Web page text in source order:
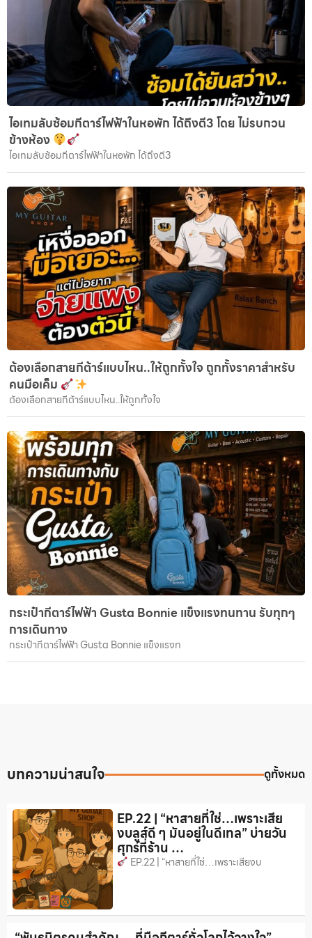
ไอเทมลับซ้อมกีตาร์ไฟฟ้าในหอพัก ได้ถึงตี3 โดย ไม่รบกวน
ข้างห้อง
ไอเทมลับซ้อมกีตาร์ไฟฟ้าในหอพัก ได้ถึงตี3
ต้องเลือกสายกีต้าร์แบบไหน..ให้ถูกทั้งใจ ถูกทั้งราคาสำหรับ
คนมือเค็ม
ต้องเลือกสายกีต้าร์แบบไหน..ให้ถูกทั้งใจ
กระเป๋ากีตาร์ไฟฟ้า Gusta Bonnie แข็งแรงทนทาน รับทุกๆ
การเดินทาง
กระเป๋ากีตาร์ไฟฟ้า Gusta Bonnie แข็งแรงท
บทความน่าสนใจ ดูทั้งหมด
EP.22 | “หาสายที่ใช่…เพราะเสีย
งบลูส์ดี ๆ มันอยู่ในดีเทล” บ่ายวัน
ศุกร์ที่ร้าน …
EP.22 | “หาสายที่ใช่…เพราะเสียงบ